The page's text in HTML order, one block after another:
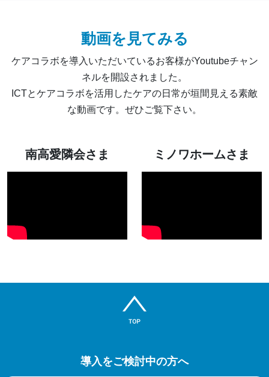
動画を見てみる
ケアコラボを導入いただいているお客様がYoutubeチャン
ネルを開設されました。
ICTとケアコラボを活用したケアの日常が垣間見える素敵
な動画です。ぜひご覧下さい。
南高愛隣会さま ミノワホームさま
導入をご検討中の方へ